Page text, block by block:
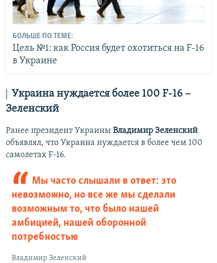
БОЛЬШЕ ПО ТЕМЕ:
Цель №1: как Россия будет охотиться на F-16
в Украине
Украина нуждается более 100 F-16 –
Зеленский
Ранее президент Украины Владимир Зеленский
объявлял, что Украина нуждается в более чем 100
самолетах F-16.
Мы часто слышали в ответ: это
невозможно, но все же мы сделали
возможным то, что было нашей
амбицией, нашей оборонной
потребностью
Владимир Зеленский